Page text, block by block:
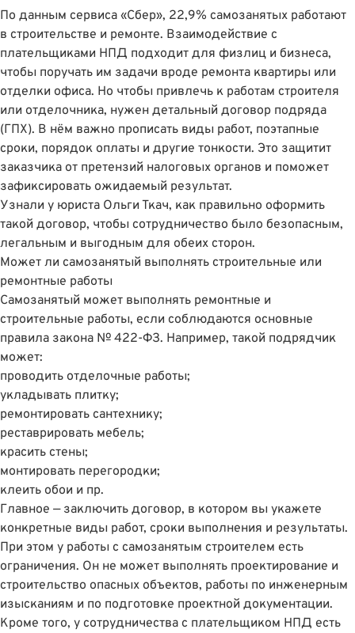
По данным сервиса «Сбер», 22,9% самозанятых работают
в строительстве и ремонте. Взаимодействие с
плательщиками НПД подходит для физлиц и бизнеса,
чтобы поручать им задачи вроде ремонта квартиры или
отделки офиса. Но чтобы привлечь к работам строителя
или отделочника, нужен детальный договор подряда
(ГПХ). В нём важно прописать виды работ, поэтапные
сроки, порядок оплаты и другие тонкости. Это защитит
заказчика от претензий налоговых органов и поможет
зафиксировать ожидаемый результат.
Узнали у юриста Ольги Ткач, как правильно оформить
такой договор, чтобы сотрудничество было безопасным,
легальным и выгодным для обеих сторон.
Может ли самозанятый выполнять строительные или
ремонтные работы
Самозанятый может выполнять ремонтные и
строительные работы, если соблюдаются основные
правила закона № 422-ФЗ. Например, такой подрядчик
может:
проводить отделочные работы;
укладывать плитку;
ремонтировать сантехнику;
реставрировать мебель;
красить стены;
монтировать перегородки;
клеить обои и пр.
Главное — заключить договор, в котором вы укажете
конкретные виды работ, сроки выполнения и результаты.
При этом у работы с самозанятым строителем есть
ограничения. Он не может выполнять проектирование и
строительство опасных объектов, работы по инженерным
изысканиям и по подготовке проектной документации.
Кроме того, у сотрудничества с плательщиком НПД есть